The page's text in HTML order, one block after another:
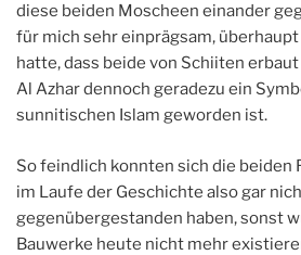
diese beiden Moscheen einander
für mich sehr einprägsam,
hatte, dass beide von Schiiten
Al Azhar dennoch geradezu ein
sunnitischen Islam geworden ist.
So feindlich konnten sich die beiden
im Laufe der Geschichte also gar
gegenübergestanden haben, sonst
Bauwerke heute nicht mehr